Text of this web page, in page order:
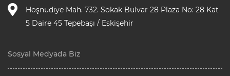
Hoşnudiye Mah. 732. Sokak Bulvar 28 Plaza No: 28 Kat
5 Daire 45 Tepebaşı / Eskişehir
Sosyal Medyada Biz